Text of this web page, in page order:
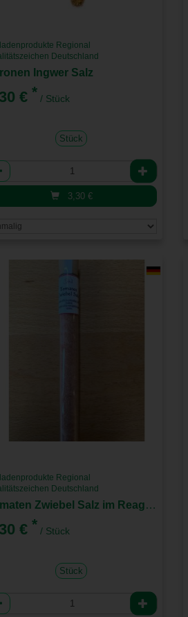
Regional
Deutschland
Ingwer Salz
€ * / Stück
Stück
3,30 €
Regional
Deutschland
Tomaten Zwiebel Salz im Reagenzglas
€ * / Stück
Stück